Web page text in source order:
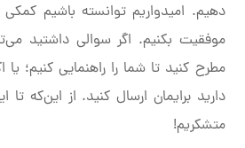
دهیم. امیدواریم توانسته باشیم
موفقیت بکنیم. اگر سوالی داشتید
مطرح کنید تا شما را راهنمایی کنیم؛ یا
دارید برایمان ارسال کنید. از این‌که تا
متشکریم!